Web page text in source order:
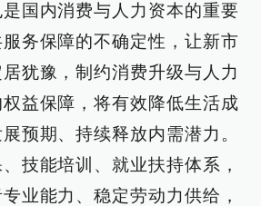
国内消费与人力资本的重要
务保障的不确定性，让新市
犹豫，制约消费升级与人力
益保障，将有效降低生活成
预期、持续释放内需潜力。
技能培训、就业扶持体系，
业能力、稳定劳动力供给，